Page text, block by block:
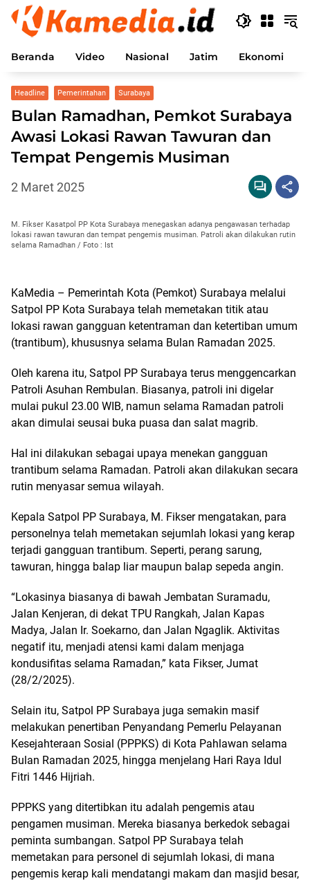
Langsung
konten
Beranda Video Nasional Jatim Ekonomi
Headline Pemerintahan Surabaya
Bulan Ramadhan, Pemkot Surabaya
Awasi Lokasi Rawan Tawuran dan
Tempat Pengemis Musiman
2 Maret 2025
M. Fikser Kasatpol PP Kota Surabaya menegaskan adanya pengawasan terhadap
lokasi rawan tawuran dan tempat pengemis musiman. Patroli akan dilakukan rutin
selama Ramadhan / Foto : Ist
KaMedia – Pemerintah Kota (Pemkot) Surabaya melalui
Satpol PP Kota Surabaya telah memetakan titik atau
lokasi rawan gangguan ketentraman dan ketertiban umum
(trantibum), khususnya selama Bulan Ramadan 2025.
Oleh karena itu, Satpol PP Surabaya terus menggencarkan
Patroli Asuhan Rembulan. Biasanya, patroli ini digelar
mulai pukul 23.00 WIB, namun selama Ramadan patroli
akan dimulai seusai buka puasa dan salat magrib.
Hal ini dilakukan sebagai upaya menekan gangguan
trantibum selama Ramadan. Patroli akan dilakukan secara
rutin menyasar semua wilayah.
Kepala Satpol PP Surabaya, M. Fikser mengatakan, para
personelnya telah memetakan sejumlah lokasi yang kerap
terjadi gangguan trantibum. Seperti, perang sarung,
tawuran, hingga balap liar maupun balap sepeda angin.
“Lokasinya biasanya di bawah Jembatan Suramadu,
Jalan Kenjeran, di dekat TPU Rangkah, Jalan Kapas
Madya, Jalan Ir. Soekarno, dan Jalan Ngaglik. Aktivitas
negatif itu, menjadi atensi kami dalam menjaga
kondusifitas selama Ramadan,” kata Fikser, Jumat
(28/2/2025).
Selain itu, Satpol PP Surabaya juga semakin masif
melakukan penertiban Penyandang Pemerlu Pelayanan
Kesejahteraan Sosial (PPPKS) di Kota Pahlawan selama
Bulan Ramadan 2025, hingga menjelang Hari Raya Idul
Fitri 1446 Hijriah.
PPPKS yang ditertibkan itu adalah pengemis atau
pengamen musiman. Mereka biasanya berkedok sebagai
peminta sumbangan. Satpol PP Surabaya telah
memetakan para personel di sejumlah lokasi, di mana
pengemis kerap kali mendatangi makam dan masjid besar,